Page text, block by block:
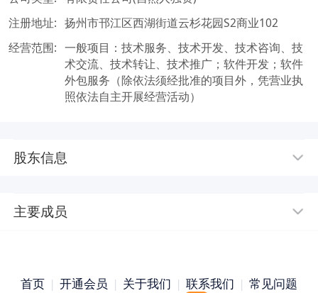
注册地址: 扬州市邗江区西湖街道云杉花园S2商业102
经营范围: 一般项目：技术服务、技术开发、技术咨询、技
术交流、技术转让、技术推广；软件开发；软件
外包服务（除依法须经批准的项目外，凭营业执
照依法自主开展经营活动）
股东信息
主要成员
首页 | 开通会员 | 关于我们 | 联系我们 | 常见问题